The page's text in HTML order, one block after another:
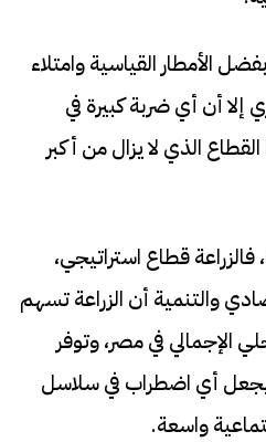
الأمطار القياسية وامتلاء
إلا أن أي ضربة كبيرة في
الذي لا يزال من أكبر
قطاع استراتيجي،
والتنمية أن الزراعة تسهم
المحلي الإجمالي في مصر، وتوفر
ما يجعل أي اضطراب في سلاسل
واسعة.